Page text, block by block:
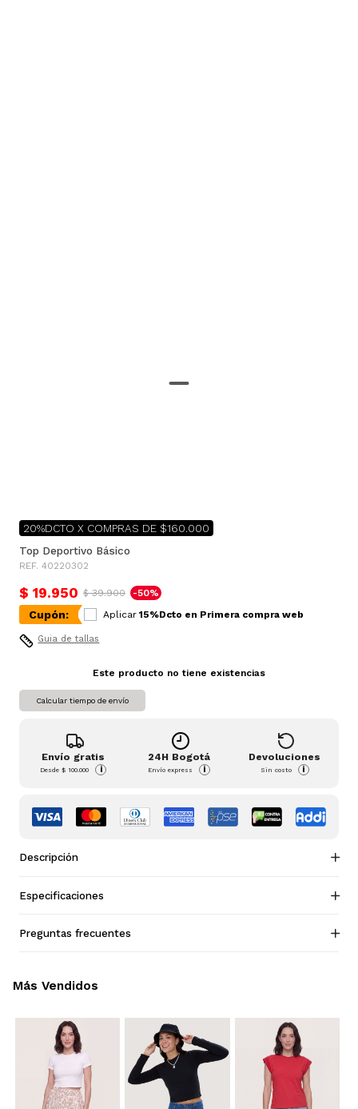
20%DCTO X COMPRAS DE $160.000
Top Deportivo Básico
REF. 40220302
$ 19.950 $ 39.900 -50%
Cupón: Aplicar 15%Dcto en Primera compra web
Guia de tallas
Este producto no tiene existencias
Calcular tiempo de envío
Envío gratis
Desde$ 100.000 i
24H Bogotá
Envío express i
Devoluciones
Sin costo i
Descripción
Especificaciones
Preguntas frecuentes
Más Vendidos